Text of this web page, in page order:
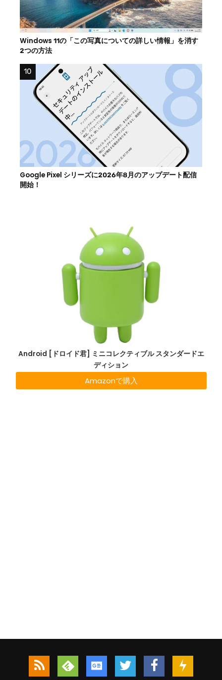
Windows 11の「この写真についての詳しい情報」を消す
2つの方法
Google Pixel シリーズに2026年8月のアップデート配信
開始！
Android [ドロイド君] ミニコレクティブル スタンダードエ
ディション
Amazonで購入